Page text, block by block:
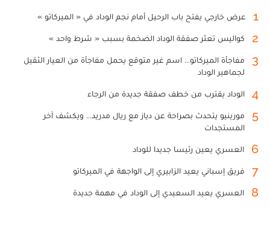
1 عرض خارجي يفتح باب الرحيل أمام نجم الوداد في « الميركاتو »
2 كواليس تعثر صفقة الوداد الضخمة بسبب « شرط واحد »
3
مفاجأة الميركاتو... اسم غير متوقع يحمل مفاجأة من العيار الثقيل
لجماهير الوداد
4 الوداد يقترب من خطف صفقة جديدة من الرجاء
5
مورينيو يتحدث بصراحة عن دياز مع ريال مدريد... ويكشف آخر
المستجدات
6 العسري يعين رئيسا جديدا للوداد
7 فريق إسباني يعيد الزابيري إلى الواجهة في الميركاتو
8 العسري يعيد السعيدي إلى الوداد في مهمة جديدة